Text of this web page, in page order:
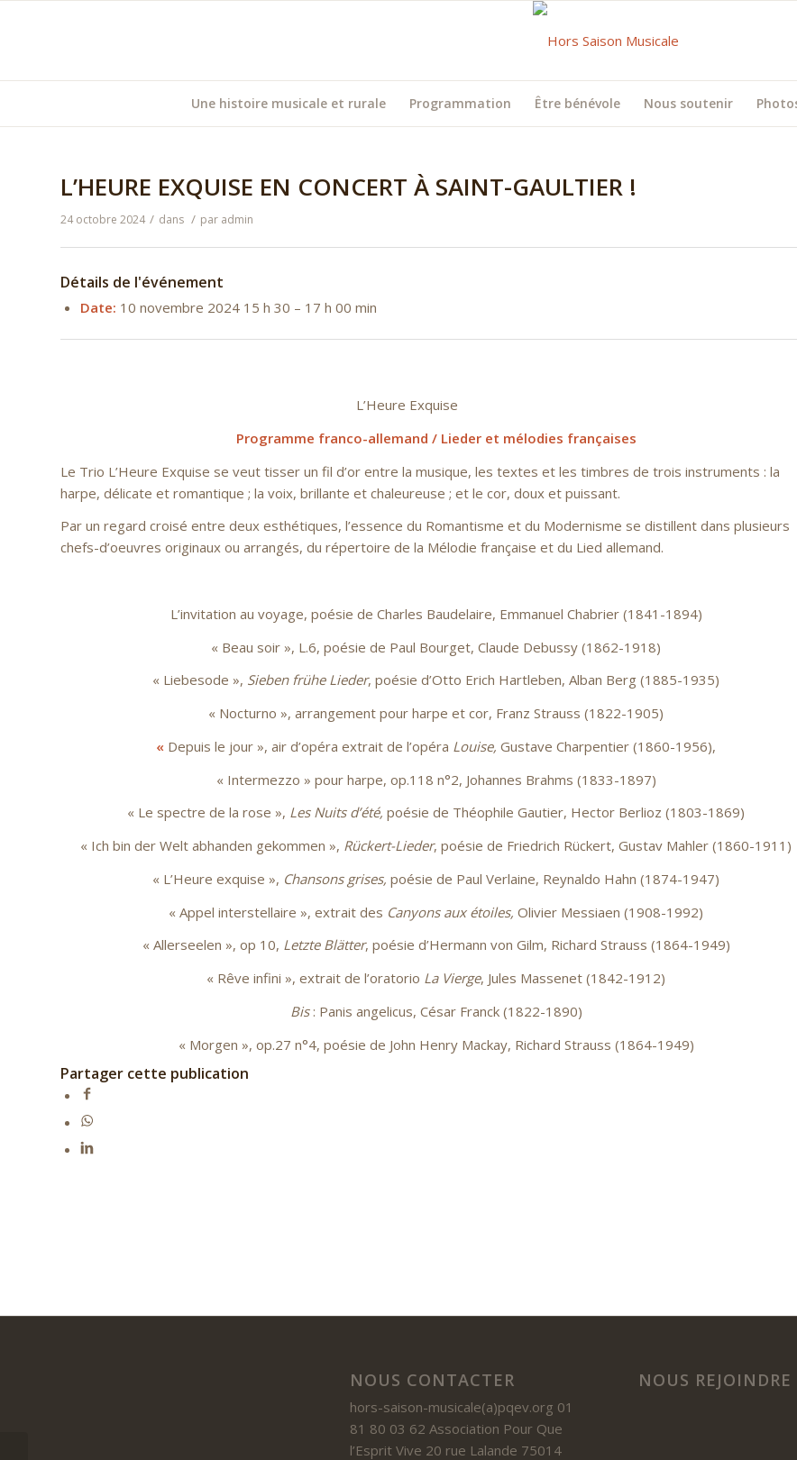
Une histoire musicale et rurale Programmation Être bénévole Nous soutenir
L’HEURE EXQUISE EN CONCERT À SAINT-GAULTIER !
24 octobre 2024 / dans / par admin
Détails de l'événement
Date: 10 novembre 2024 15 h 30 – 17 h 00 min
L’Heure Exquise
Programme franco-allemand / Lieder et mélodies françaises
Le Trio L’Heure Exquise se veut tisser un fil d’or entre la musique, les textes et les timbres de trois instruments : la
harpe, délicate et romantique ; la voix, brillante et chaleureuse ; et le cor, doux et puissant.
Par un regard croisé entre deux esthétiques, l’essence du Romantisme et du Modernisme se distillent dans plusieurs
chefs-d’oeuvres originaux ou arrangés, du répertoire de la Mélodie française et du Lied allemand.
L’invitation au voyage, poésie de Charles Baudelaire, Emmanuel Chabrier (1841-1894)
« Beau soir », L.6, poésie de Paul Bourget, Claude Debussy (1862-1918)
« Liebesode », Sieben frühe Lieder, poésie d’Otto Erich Hartleben, Alban Berg (1885-1935)
« Nocturno », arrangement pour harpe et cor, Franz Strauss (1822-1905)
« Depuis le jour », air d’opéra extrait de l’opéra Louise, Gustave Charpentier (1860-1956),
« Intermezzo » pour harpe, op.118 n°2, Johannes Brahms (1833-1897)
« Le spectre de la rose », Les Nuits d’été,poésie de Théophile Gautier, Hector Berlioz (1803-1869)
« Ich bin der Welt abhanden gekommen », Rückert-Lieder, poésie de Friedrich Rückert, Gustav Mahler (1860-1911)
« L’Heure exquise », Chansons grises,poésie de Paul Verlaine, Reynaldo Hahn (1874-1947)
« Appel interstellaire », extrait des Canyons aux étoiles,Olivier Messiaen (1908-1992)
« Allerseelen », op 10, Letzte Blätter, poésie d’Hermann von Gilm, Richard Strauss (1864-1949)
« Rêve infini », extrait de l’oratorio La Vierge, Jules Massenet (1842-1912)
Bis : Panis angelicus, César Franck (1822-1890)
« Morgen », op.27 n°4, poésie de John Henry Mackay, Richard Strauss (1864-1949)
Partager cette publication
NOUS CONTACTER
hors-saison-musicale(a)pqev.org 01
81 80 03 62 Association Pour Que
l’Esprit Vive 20 rue Lalande 75014
NOUS REJOINDRE